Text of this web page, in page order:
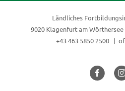
Ländliches
9020 Klagenfurt am Wörthersee
+43 463 5850 2500